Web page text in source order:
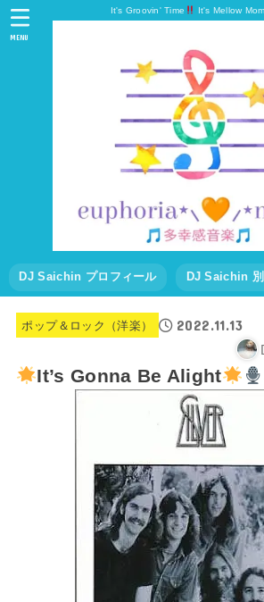
It's Groovin' Time It's Mellow
DJ Saichin プロフィール DJ Saichin
MENU
ポップ＆ロック（洋楽） 2022.11.13
It’s Gonna Be Alight